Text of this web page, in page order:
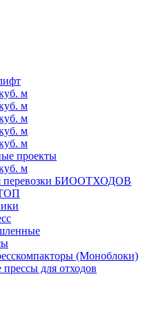
м
м
м
м
м
проекты
м
перевозки БИООТХОДОВ
(Моноблоки)
для отходов